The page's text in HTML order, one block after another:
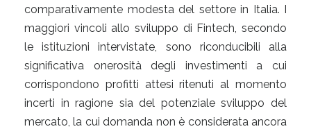
comparativamente modesta del settore in Italia. I
maggiori vincoli allo sviluppo di Fintech, secondo
le istituzioni intervistate, sono riconducibili alla
significativa onerosità degli investimenti a cui
corrispondono profitti attesi ritenuti al momento
incerti in ragione sia del potenziale sviluppo del
mercato, la cui domanda non è considerata ancora